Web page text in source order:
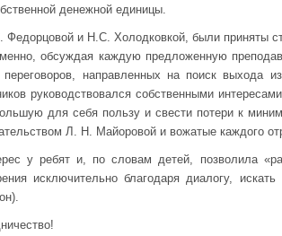
денежной единицы.
Федорцовой и Н.С. Холодковкой, были приняты
обсуждая каждую предложенную
направленных на поиск выхода
руководствовался собственными
для себя пользу и свести потери к
Л. Н. Майоровой и вожатые каждого
у ребят и, по словам детей, позволила
исключительно благодаря диалогу,